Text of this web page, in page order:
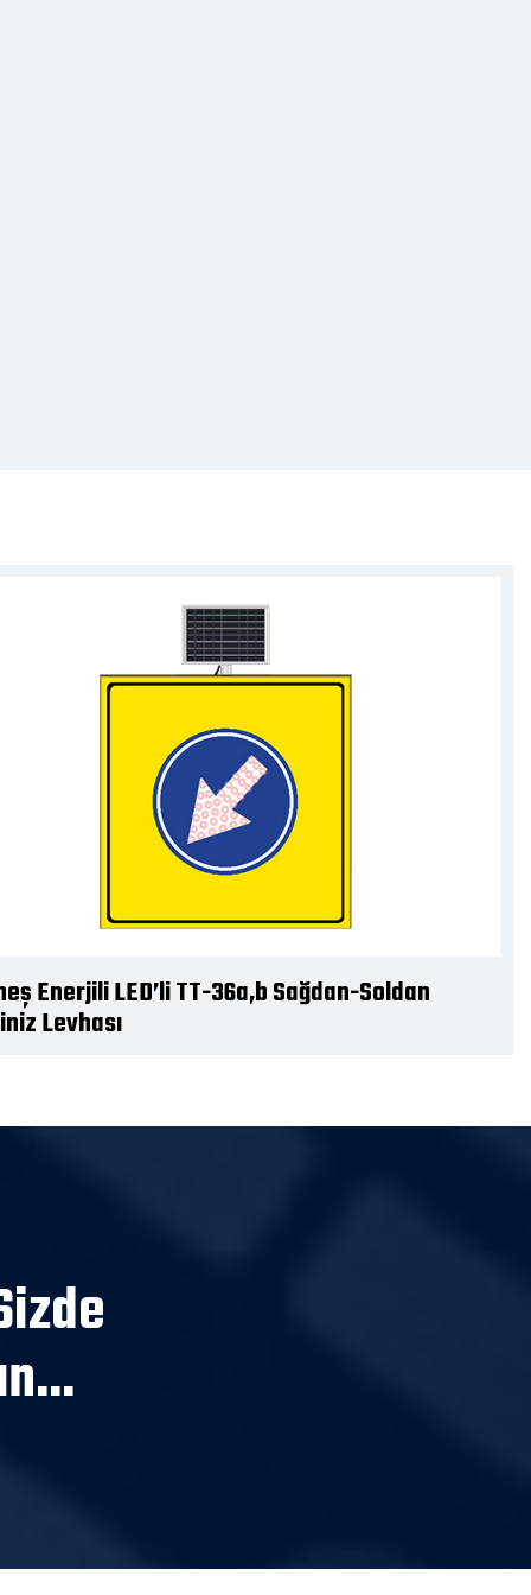
Enerjili LED’li TT-36a,b Sağdan-Soldan
Levhası